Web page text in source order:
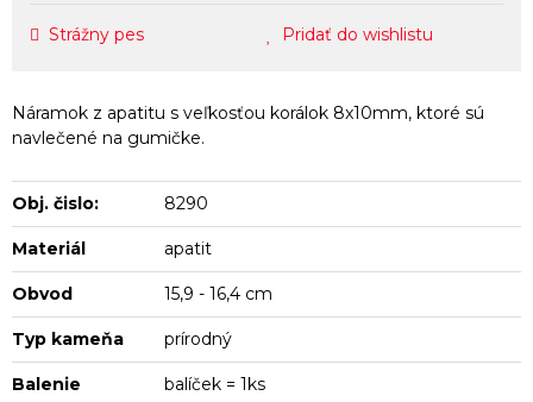
Strážny pes Pridať do wishlistu
Náramok z apatitu s veľkosťou korálok 8x10mm, ktoré sú
navlečené na gumičke.
Obj. čislo: 8290
Materiál apatit
Obvod 15,9 - 16,4 cm
Typ kameňa prírodný
Balenie balíček = 1ks